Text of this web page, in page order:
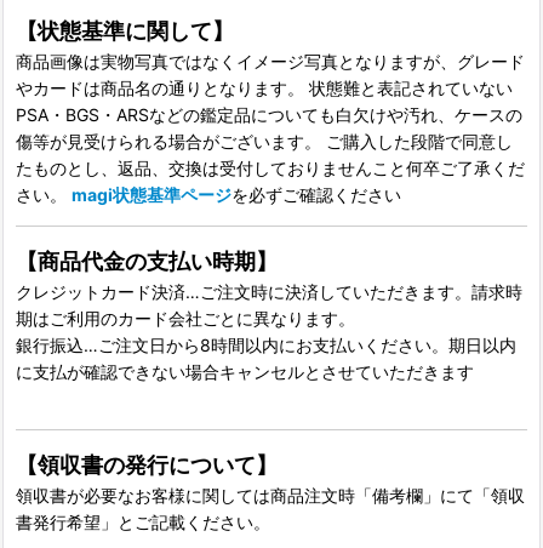
【状態基準に関して】
商品画像は実物写真ではなくイメージ写真となりますが、グレード
やカードは商品名の通りとなります。 状態難と表記されていない
PSA・BGS・ARSなどの鑑定品についても白欠けや汚れ、ケースの
傷等が見受けられる場合がございます。 ご購入した段階で同意し
たものとし、返品、交換は受付しておりませんこと何卒ご了承くだ
さい。 magi状態基準ページを必ずご確認ください
【商品代金の支払い時期】
クレジットカード決済…ご注文時に決済していただきます。請求時
期はご利用のカード会社ごとに異なります。
銀行振込…ご注文日から8時間以内にお支払いください。期日以内
に支払が確認できない場合キャンセルとさせていただきます
【領収書の発行について】
領収書が必要なお客様に関しては商品注文時「備考欄」にて「領収
書発行希望」とご記載ください。